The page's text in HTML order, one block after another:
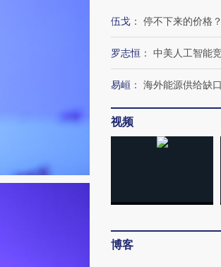
伍戈 ： 停不下来的价格？
罗志恒 ： 中美人工智能
易峘 ： 海外能源供给缺
视频
博客